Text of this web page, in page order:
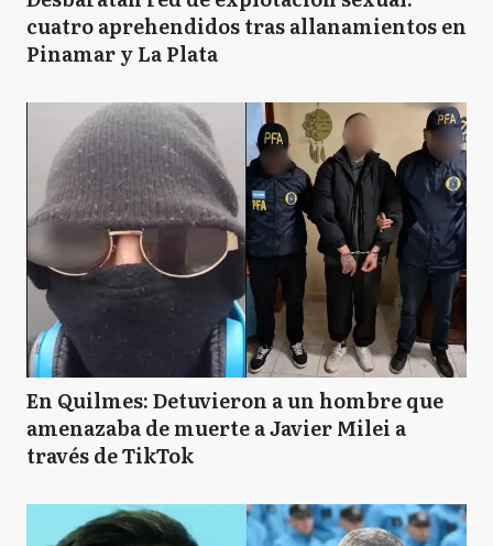
cuatro aprehendidos tras allanamientos en
Pinamar y La Plata
En Quilmes: Detuvieron a un hombre que
amenazaba de muerte a Javier Milei a
través de TikTok